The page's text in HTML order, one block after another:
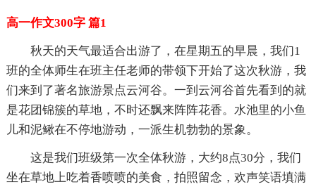
高一作文300字 篇1
秋天的天气最适合出游了，在星期五的早晨，我们1
班的全体师生在班主任老师的带领下开始了这次秋游，我
们来到了著名旅游景点云河谷。一到云河谷首先看到的就
是花团锦簇的草地，不时还飘来阵阵花香。水池里的小鱼
儿和泥鳅在不停地游动，一派生机勃勃的景象。
这是我们班级第一次全体秋游，大约8点30分，我们
坐在草地上吃着香喷喷的美食，拍照留念，欢声笑语填满